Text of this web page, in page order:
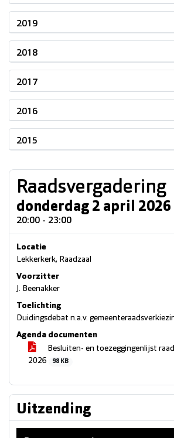
2019
2018
2017
2016
2015
Raadsvergadering
donderdag 2 april 2026
20:00 - 23:00
Locatie
Lekkerkerk, Raadzaal
Voorzitter
J. Beenakker
Toelichting
Duidingsdebat n.a.v.
Agenda documenten
Besluiten- en toezeggingenlijst
2026
98 KB
Uitzending